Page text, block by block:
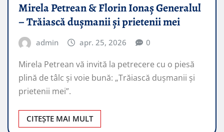
Mirela Petrean & Florin Ionaș Generalul
– Trăiască dușmanii și prietenii mei
admin apr. 25, 2026 0
Mirela Petrean vă invită la petrecere cu o piesă
plină de tâlc și voie bună: „Trăiască dușmanii și
prietenii mei”.
CITEȘTE MAI MULT